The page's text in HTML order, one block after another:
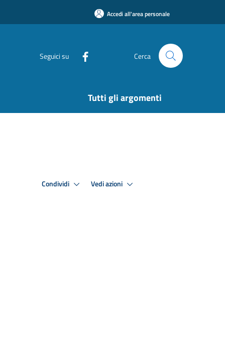
Accedi all'area personale
Seguici su Cerca
Tutti gli argomenti
Condividi Vedi azioni